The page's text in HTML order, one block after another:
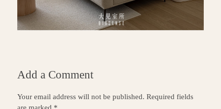
Add a Comment
Your email address will not be published. Required fields